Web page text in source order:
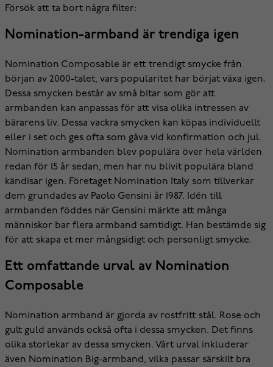
Försök att ta bort några filter:
Nomination-armband är trendiga igen
Nomination Composable är ett trendigt smycke från
början av 2000-talet, vars popularitet har börjat växa igen.
Dessa smycken består av små bitar som gör att
armbanden kan anpassas för att visa olika intressen av
bärarens liv. Dessa vackra smycken kan köpas individuellt
eller i set och ges ofta som gåva vid konfirmation och jul.
Nomination armbanden blev populära över hela världen
redan för 15 år sedan, men har nu blivit populära bland
kändisar igen. Företaget Nomination Italy som tillverkar
dem grundades av Paolo Gensini år 1987. Idén till
armbanden föddes när Gensini märkte att många
människor bar flera armband samtidigt. Han bestämde sig
för att skapa et mer mångsidigt och personligt smycke.
Ett omfattande urval av Nomination
Composable
Nomination armband är gjorda av rostfritt stål. Rose och
gult guld används också ofta i dessa smycken. Det finns
olika storlekar av dessa smycken. Vårt urval inkluderar
även Nomination Big-armband, vilka passar särskilt bra